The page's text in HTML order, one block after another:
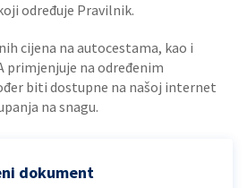
određuje Pravilnik.
cijena na autocestama, kao i
primjenjuje na određenim
biti dostupne na našoj internet
na snagu.
dokument